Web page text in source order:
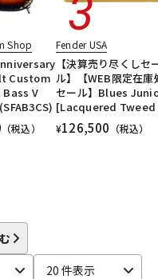
レコーディング機器
ベース
ター
楽器アクセサリ
Shop
Custom
V
（税込）
Fender USA
【決算売り尽くしセ
ル】【WEB限定在庫
セール】Blues
[Lacquered
¥126,500 （税込）
20 件表示